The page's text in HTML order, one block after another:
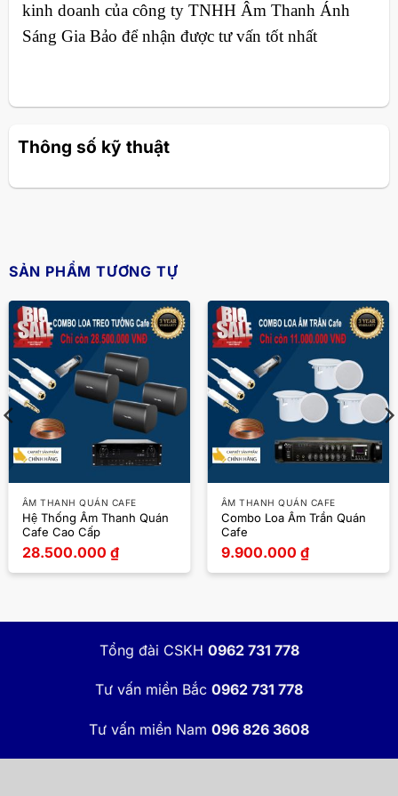
kinh doanh của công ty TNHH Âm Thanh Ánh
Sáng Gia Bảo để nhận được tư vấn tốt nhất
Thông số kỹ thuật
SẢN PHẨM TƯƠNG TỰ
ÂM THANH QUÁN CAFE
Hệ Thống Âm Thanh Quán
Cafe Cao Cấp
28.500.000 ₫
ÂM THANH QUÁN CAFE
Combo Loa Âm Trần Quán
Cafe
9.900.000 ₫
Tổng đài CSKH 0962 731 778
Tư vấn miền Bắc 0962 731 778
Tư vấn miền Nam 096 826 3608